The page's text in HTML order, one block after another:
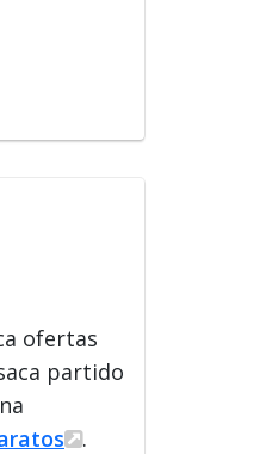
ofertas
partido
.